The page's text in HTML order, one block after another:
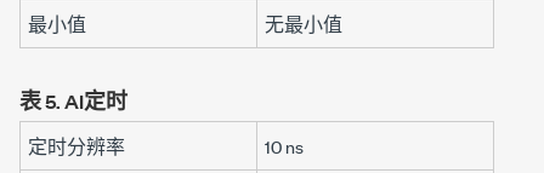
最小值 无最小值
表 5.AI定时
定时分辨率
10 ns